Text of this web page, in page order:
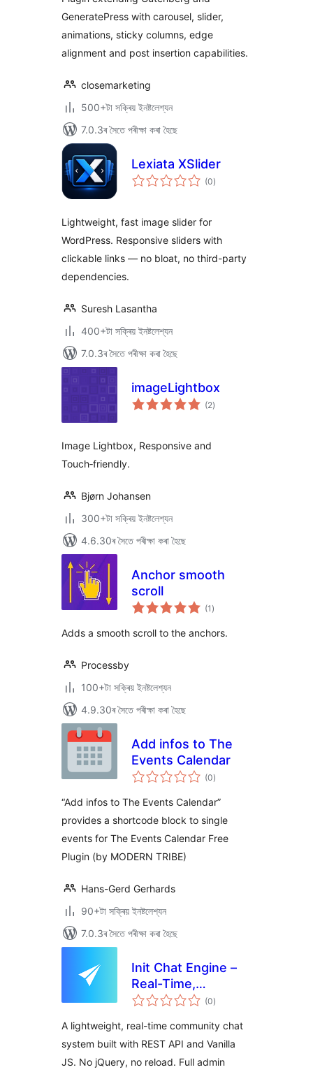
GeneratePress with carousel, slider,
animations, sticky columns, edge
alignment and post insertion capabilities.
closemarketing
500+টা সক্ৰিয় ইনষ্টলেশ্যন
7.0.3ৰ সৈতে পৰীক্ষা কৰা হৈছে
Lexiata XSlider
(0টা
মুঠ)
Lightweight, fast image slider for
WordPress. Responsive sliders with
clickable links — no bloat, no third-party
dependencies.
Suresh Lasantha
400+টা সক্ৰিয় ইনষ্টলেশ্যন
7.0.3ৰ সৈতে পৰীক্ষা কৰা হৈছে
imageLightbox
(2টা
মুঠ)
Image Lightbox, Responsive and
Touch‑friendly.
Bjørn Johansen
300+টা সক্ৰিয় ইনষ্টলেশ্যন
4.6.30ৰ সৈতে পৰীক্ষা কৰা হৈছে
Anchor smooth
scroll
(1 টা
মুঠ)
Аdds a smooth scroll to the anchors.
Processby
100+টা সক্ৰিয় ইনষ্টলেশ্যন
4.9.30ৰ সৈতে পৰীক্ষা কৰা হৈছে
Add infos to The
Events Calendar
(0টা
মুঠ)
“Add infos to The Events Calendar”
provides a shortcode block to single
events for The Events Calendar Free
Plugin (by MODERN TRIBE)
Hans-Gerd Gerhards
90+টা সক্ৰিয় ইনষ্টলেশ্যন
7.0.3ৰ সৈতে পৰীক্ষা কৰা হৈছে
Init Chat Engine –
Real-Time,
Community, (0টা
মুঠ)
A lightweight, real-time community chat
system built with REST API and Vanilla
JS. No jQuery, no reload. Full admin